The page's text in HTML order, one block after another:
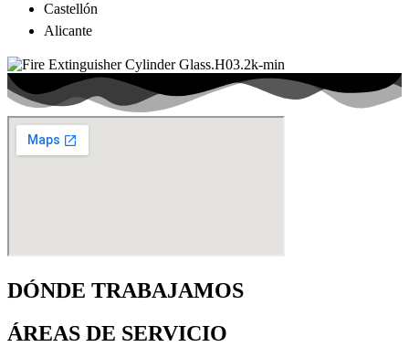
Castellón
Alicante
DÓNDE TRABAJAMOS
ÁREAS DE SERVICIO